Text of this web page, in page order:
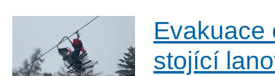
Evakuace
stojící